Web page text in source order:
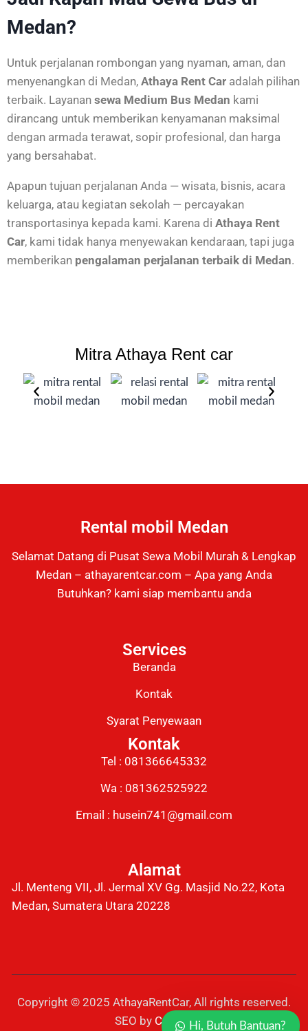
Medan?
Untuk perjalanan rombongan yang nyaman, aman, dan
menyenangkan di Medan, Athaya Rent Car adalah pilihan
terbaik. Layanan sewa Medium Bus Medan kami
dirancang untuk memberikan kenyamanan maksimal
dengan armada terawat, sopir profesional, dan harga
yang bersahabat.
Apapun tujuan perjalanan Anda — wisata, bisnis, acara
keluarga, atau kegiatan sekolah — percayakan
transportasinya kepada kami. Karena di Athaya Rent
Car, kami tidak hanya menyewakan kendaraan, tapi juga
memberikan pengalaman perjalanan terbaik di Medan.
Mitra Athaya Rent car
Rental mobil Medan
Selamat Datang di Pusat Sewa Mobil Murah & Lengkap
Medan – athayarentcar.com – Apa yang Anda
Butuhkan? kami siap membantu anda
Services
Beranda
Kontak
Syarat Penyewaan
Kontak
Tel : 081366645332
Wa : 081362525922
Email : husein741@gmail.com
Alamat
Jl. Menteng VII, Jl. Jermal XV Gg. Masjid No.22, Kota
Medan, Sumatera Utara 20228
Copyright © 2025 AthayaRentCar, All rights reserved.
SEO by Capcui.Hi, Butuh Bantuan?